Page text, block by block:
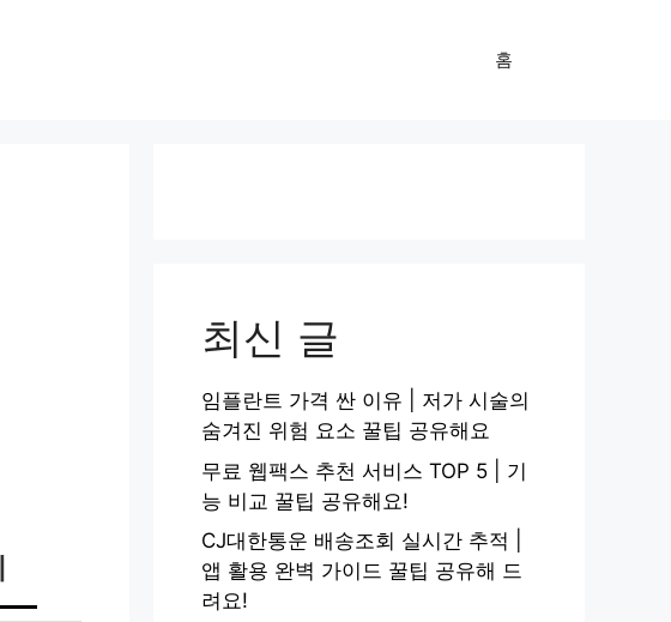
홈
최신 글
임플란트 가격 싼 이유 | 저가 시술의
숨겨진 위험 요소 꿀팁 공유해요
무료 웹팩스 추천 서비스 TOP 5 | 기
능 비교 꿀팁 공유해요!
CJ대한통운 배송조회 실시간 추적 |
앱 활용 완벽 가이드 꿀팁 공유해 드
려요!